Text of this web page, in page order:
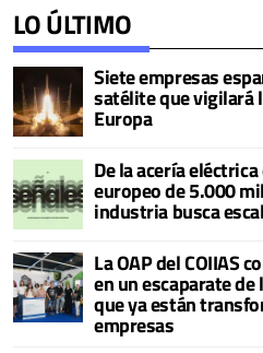
LO ÚLTIMO
Siete empresas
satélite que vigilará
Europa
De la acería
europeo de 5.000
industria busca
La OAP del COIIAS
en un escaparate
que ya están
empresas